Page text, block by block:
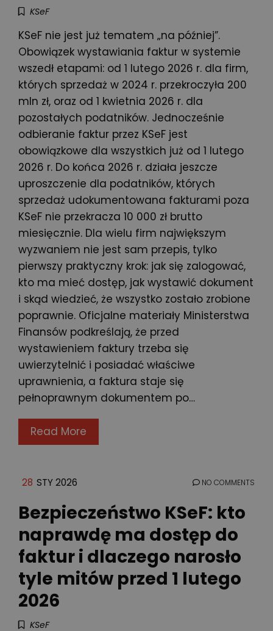
KSeF
KSeF nie jest już tematem „na później”.
Obowiązek wystawiania faktur w systemie
wszedł etapami: od 1 lutego 2026 r. dla firm,
których sprzedaż w 2024 r. przekroczyła 200
mln zł, oraz od 1 kwietnia 2026 r. dla
pozostałych podatników. Jednocześnie
odbieranie faktur przez KSeF jest
obowiązkowe dla wszystkich już od 1 lutego
2026 r. Do końca 2026 r. działa jeszcze
uproszczenie dla podatników, których
sprzedaż udokumentowana fakturami poza
KSeF nie przekracza 10 000 zł brutto
miesięcznie. Dla wielu firm największym
wyzwaniem nie jest sam przepis, tylko
pierwszy praktyczny krok: jak się zalogować,
kto ma mieć dostęp, jak wystawić dokument
i skąd wiedzieć, że wszystko zostało zrobione
poprawnie. Oficjalne materiały Ministerstwa
Finansów podkreślają, że przed
wystawieniem faktury trzeba się
uwierzytelnić i posiadać właściwe
uprawnienia, a faktura staje się
pełnoprawnym dokumentem po…
Read More
28 STY 2026 NO COMMENTS
Bezpieczeństwo KSeF: kto
naprawdę ma dostęp do
faktur i dlaczego narosło
tyle mitów przed 1 lutego
2026
KSeF